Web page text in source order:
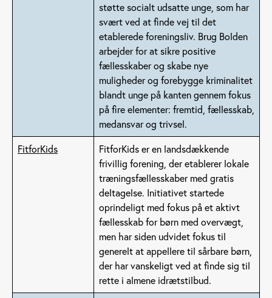
støtte socialt udsatte unge, som har
svært ved at finde vej til det
etablerede foreningsliv. Brug Bolden
arbejder for at sikre positive
fællesskaber og skabe nye
muligheder og forebygge kriminalitet
blandt unge på kanten gennem fokus
på fire elementer: fremtid, fællesskab,
medansvar og trivsel.
FitforKids
FitforKids er en landsdækkende
frivillig forening, der etablerer lokale
træningsfællesskaber med gratis
deltagelse. Initiativet startede
oprindeligt med fokus på et aktivt
fællesskab for børn med overvægt,
men har siden udvidet fokus til
generelt at appellere til sårbare børn,
der har vanskeligt ved at finde sig til
rette i almene idrætstilbud.